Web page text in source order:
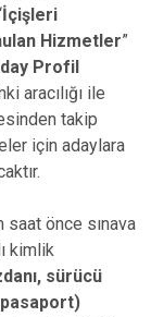
İçişleri
Hizmetler”
Profil
aracılığı ile
takip
için adaylara
saat önce sınava
kimlik
sürücü